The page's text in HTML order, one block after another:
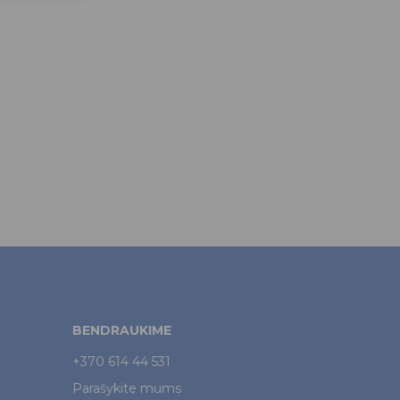
BENDRAUKIME
+370 614 44 531
Parašykite mums